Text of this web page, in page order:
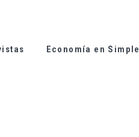
Economía en Simple